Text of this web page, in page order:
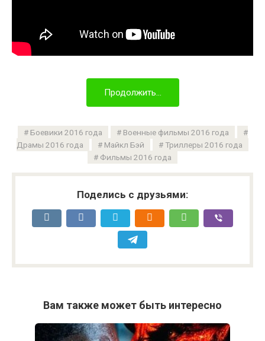
Продолжить...
Боевики 2016 года
Военные фильмы 2016 года
Драмы 2016 года
Майкл Бэй
Триллеры 2016 года
Фильмы 2016 года
Поделись с друзьями:
Вам также может быть интересно